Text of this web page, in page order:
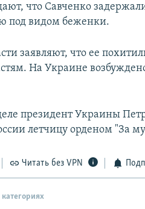
что Савченко
под видом беженки.
заявляют, что ее
На Украине
президент Украины
летчицу орденом "За
Читать без VPN